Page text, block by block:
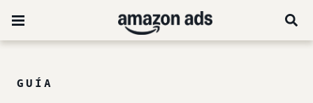
GUÍA